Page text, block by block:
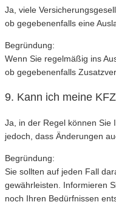
Ja, viele
ob gegebenenfalls eine
Begründung:
Wenn Sie regelmäßig ins
ob gegebenenfalls
9. Kann ich meine
Ja, in der Regel können Sie
jedoch, dass Änderungen
Begründung:
Sie sollten auf jeden Fall
gewährleisten. Informieren
noch Ihren Bedürfnissen